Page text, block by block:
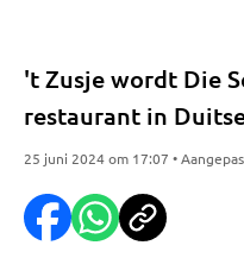
't Zusje wordt Die
restaurant in
25 juni 2024 om 17:07 •